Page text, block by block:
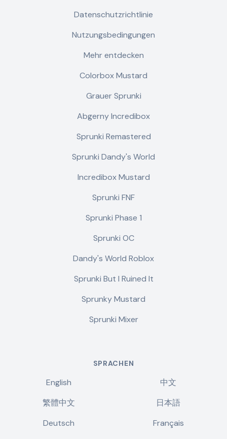
Datenschutzrichtlinie
Nutzungsbedingungen
Mehr entdecken
Colorbox Mustard
Grauer Sprunki
Abgerny Incredibox
Sprunki Remastered
Sprunki Dandy's World
Incredibox Mustard
Sprunki FNF
Sprunki Phase 1
Sprunki OC
Dandy's World Roblox
Sprunki But I Ruined It
Sprunky Mustard
Sprunki Mixer
SPRACHEN
English
中文
繁體中文
日本語
Deutsch
Français